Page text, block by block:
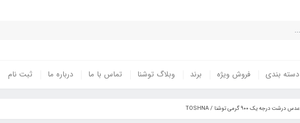
دسته بندی فروش ویژه برند وبلاگ توشنا تماس با ما درباره ما ثبت نام
عدس درشت درجه یک ۹۰۰ گرمی توشنا / TOSHNA